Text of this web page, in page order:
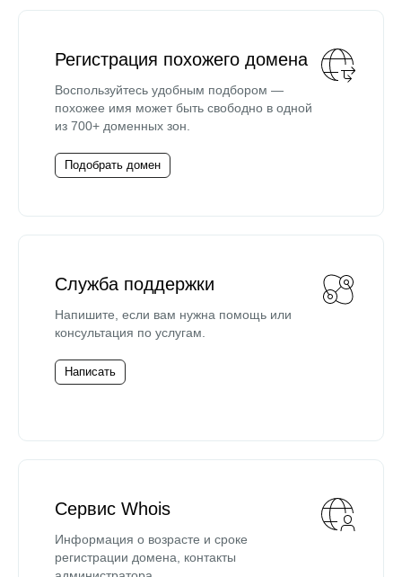
Регистрация похожего домена
Воспользуйтесь удобным подбором —
похожее имя может быть свободно в одной
из 700+ доменных зон.
Подобрать домен
Служба поддержки
Напишите, если вам нужна помощь или
консультация по услугам.
Написать
Сервис Whois
Информация о возрасте и сроке
регистрации домена, контакты